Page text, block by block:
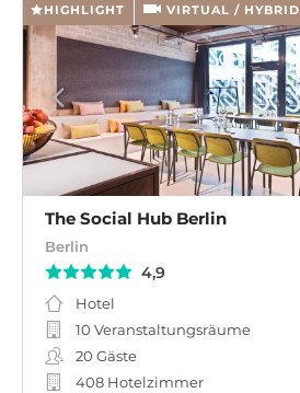
HIGHLIGHT VIRTUAL / HYBRID
The Social Hub Berlin
Berlin
4,9
Hotel
10 Veranstaltungsräume
20 Gäste
408 Hotelzimmer